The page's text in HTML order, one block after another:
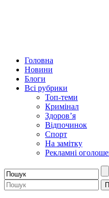
Головна
Новини
Блоги
Всі рубрики
Топ-теми
Кримінал
Здоров’я
Відпочинок
Спорт
На замітку
Рекламні